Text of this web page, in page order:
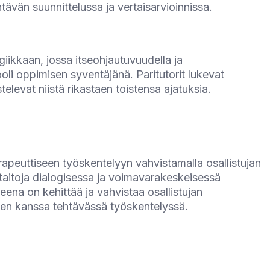
suunnittelussa ja vertaisarvioinnissa.
jossa itseohjautuvuudella ja
oppimisen syventäjänä. Paritutorit lukevat
niistä rikastaen toistensa ajatuksia.
työskentelyyn vahvistamalla osallistujan
dialogisessa ja voimavarakeskeisessä
on kehittää ja vahvistaa osallistujan
kanssa tehtävässä työskentelyssä.